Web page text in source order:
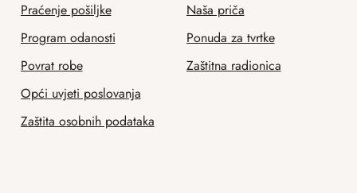
Praćenje pošiljke
Program odanosti
Povrat robe
Opći uvjeti poslovanja
Zaštita osobnih podataka
Naša priča
Ponuda za tvrtke
Zaštitna radionica